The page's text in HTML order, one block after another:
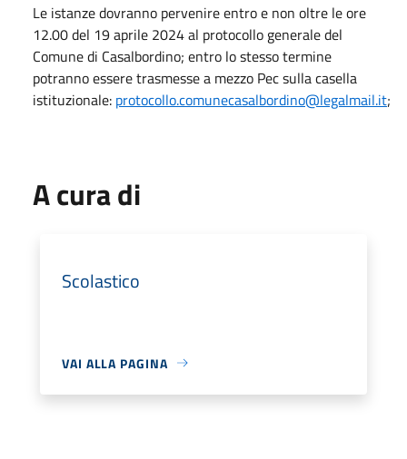
Le istanze dovranno pervenire entro e non oltre le ore
12.00 del 19 aprile 2024 al protocollo generale del
Comune di Casalbordino; entro lo stesso termine
potranno essere trasmesse a mezzo Pec sulla casella
istituzionale: protocollo.comunecasalbordino@legalmail.it;
A cura di
Scolastico
VAI ALLA PAGINA